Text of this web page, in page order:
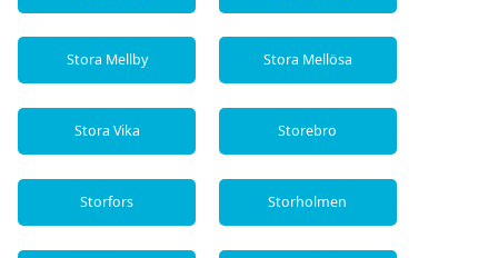
Stora Mellby Stora Mellösa
Stora Vika Storebro
Storfors Storholmen